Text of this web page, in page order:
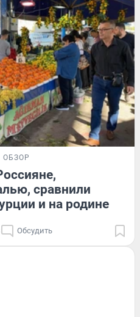
ОБЗОР
сравнили
и на родине
Обсудить